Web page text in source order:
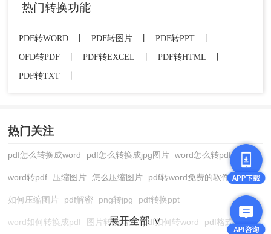
热门转换功能
PDF转WORD PDF转图片 PDF转PPT
OFD转PDF
PDF转EXCEL PDF转HTML
PDF转TXT
热门关注
pdf怎么转换成word pdf怎么转换成jpg图片 word怎么转pdf
word转pdf 压缩图片 怎么压缩图片 pdf转word免费的软件
如何压缩图片 pdf解密 png转jpg pdf转换ppt
word如何转换成pdf 图片转换格式 pdf如何转word pdf格式转换
展开全部 ∨